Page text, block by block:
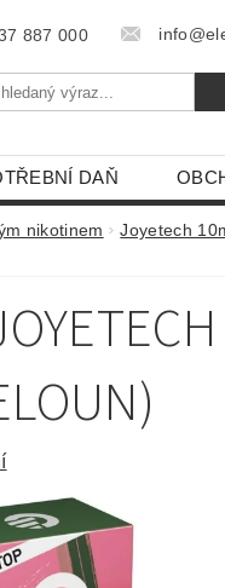
887 000
DAŇ
nikotinem Joyetech